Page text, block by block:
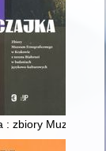
: zbiory Muzeum